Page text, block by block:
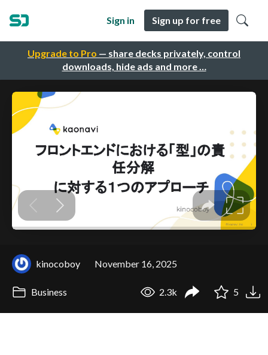
Upgrade to Pro — share decks privately, control
downloads, hide ads and more …
Sign in Sign up for free
kinocoboy November 16, 2025
Business 2.3k 5